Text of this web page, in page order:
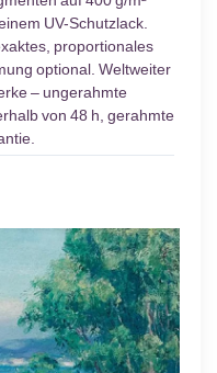
UV-Schutzlack.
proportionales
optional. Weltweiter
– ungerahmte
von 48 h, gerahmte